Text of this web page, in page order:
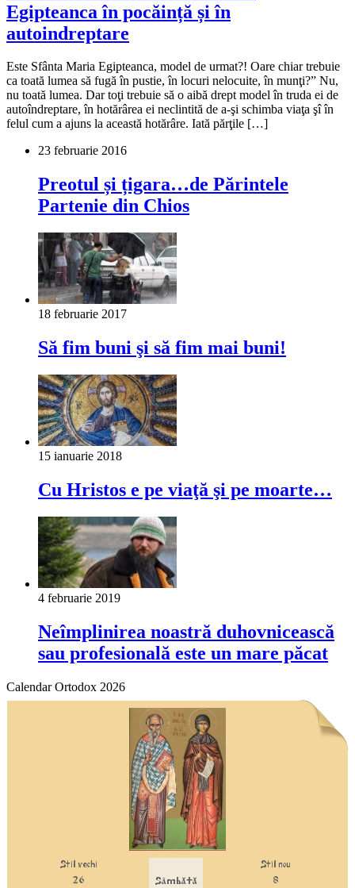
Egipteanca în pocăință și în
autoindreptare
Este Sfânta Maria Egipteanca, model de urmat?! Oare chiar trebuie
ca toată lumea să fugă în pus­tie, în locuri nelocuite, în munţi?” Nu,
nu toată lumea. Dar toţi trebuie să o aibă drept model în truda ei de
auto­îndreptare, în hotărârea ei neclintită de a-şi schimba viaţa şî în
felul cum a ajuns la această hotărâre. Iată părţile […]
23 februarie 2016
Preotul și țigara…de Părintele
Partenie din Chios
18 februarie 2017
Să fim buni şi să fim mai buni!
15 ianuarie 2018
Cu Hristos e pe viaţă şi pe moarte…
4 februarie 2019
Neîmplinirea noastră duhovnicească
sau profesională este un mare păcat
Calendar Ortodox 2026